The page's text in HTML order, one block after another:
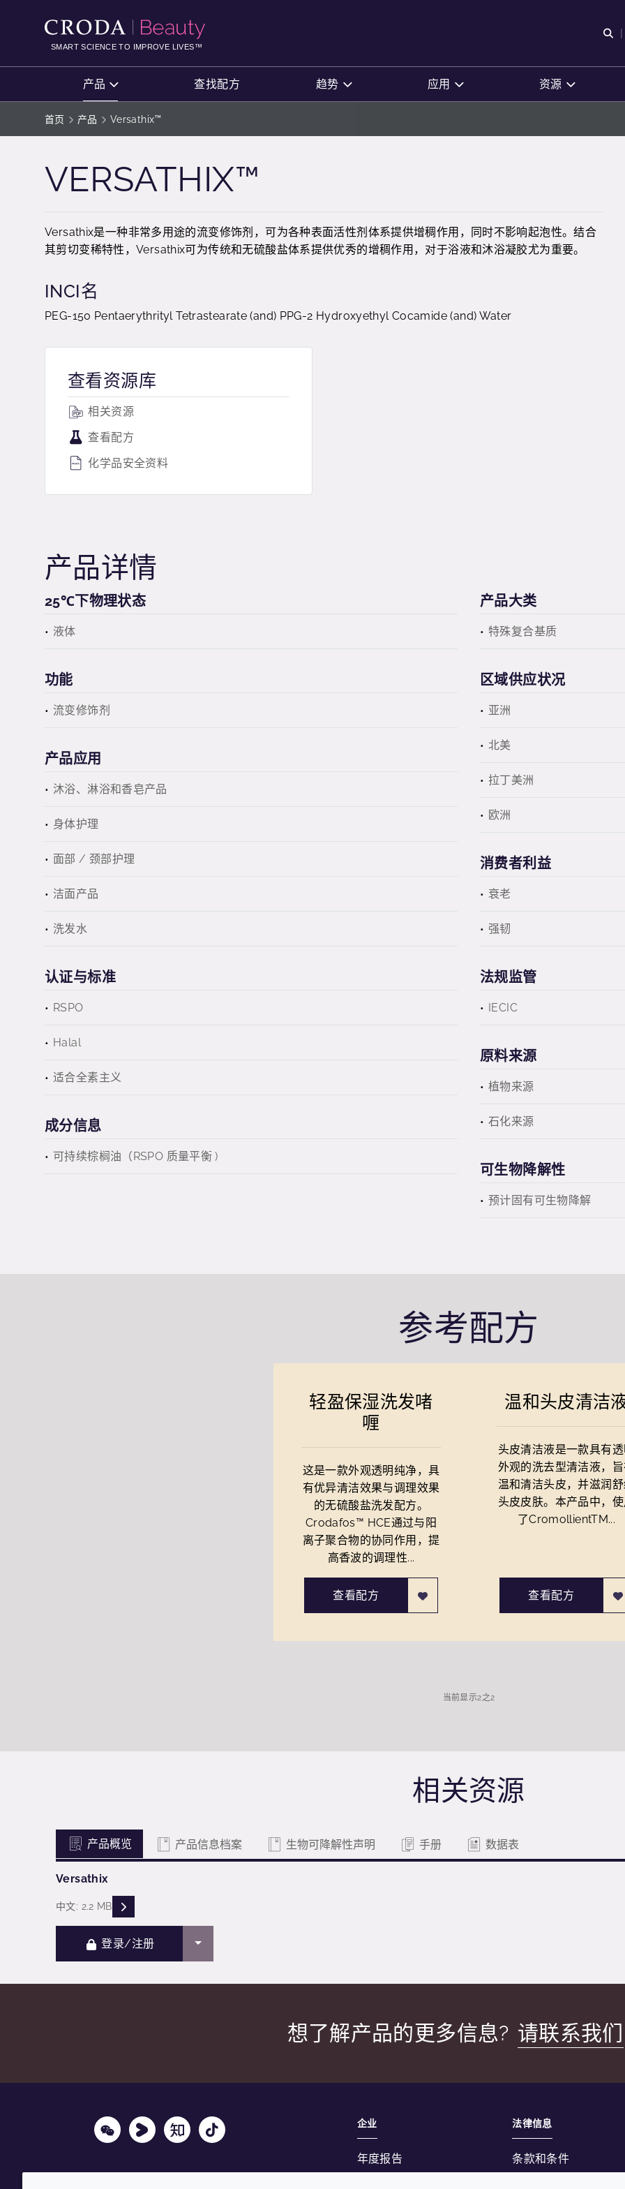
CONTENTSMART SCIENCE TO IMPROVE LIVES™
产品 查找配方 趋势 应用 资源
首页 产品 Versathix™
VERSATHIX™
Versathix是一种非常多用途的流变修饰剂，可为各种表面活性剂体系提供增稠作用，同时不影响起泡性。结合
其剪切变稀特性，Versathix可为传统和无硫酸盐体系提供优秀的增稠作用，对于浴液和沐浴凝胶尤为重要。
INCI名
PEG-150 Pentaerythrityl Tetrastearate (and) PPG-2 Hydroxyethyl Cocamide (and) Water
查看资源库
相关资源
查看配方
化学品安全资料
产品详情
25℃下物理状态
液体
产品大类
特殊复合基质
功能
流变修饰剂
区域供应状况
亚洲
北美
拉丁美洲
欧洲
产品应用
沐浴、淋浴和香皂产品
身体护理
面部 / 颈部护理
洁面产品
洗发水
消费者利益
衰老
强韧
认证与标准
RSPO
Halal
适合全素主义
法规监管
IECIC
原料来源
植物来源
石化来源
成分信息
可持续棕榈油（RSPO 质量平衡 )
可生物降解性
预计固有可生物降解
参考配方
轻盈保湿洗发啫
喱
这是一款外观透明纯净，具
有优异清洁效果与调理效果
的无硫酸盐洗发配方。
Crodafos™ HCE通过与阳
离子聚合物的协同作用，提
高香波的调理性...
查看配方
温和头皮清洁
头皮清洁液是一款具有透
外观的洗去型清洁液，旨
温和清洁头皮，并滋润
头皮皮肤。本产品中，使
了CromollientTM...
查看配方
当前显示2之2
相关资源
产品概览 产品信息档案 生物可降解性声明 手册 数据表
Versathix
中文: 2.2 MB READ DESCRIPTIONS
登录/注册 选择下拉菜单
想了解产品的更多信息? 请联系我们
WechatYoukuZhihu Tiktok
企业
年度报告
法律信息
条款和条件